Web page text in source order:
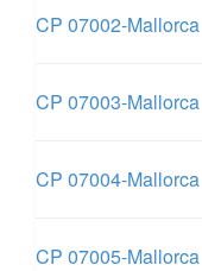
CP 07002-Mallorca
CP 07003-Mallorca
CP 07004-Mallorca
CP 07005-Mallorca